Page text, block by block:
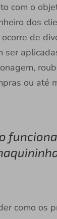
com o
dos
de
ser
ou até
como os